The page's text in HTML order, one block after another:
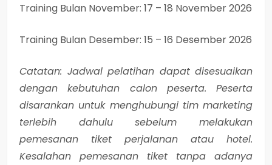
Training Bulan November: 17 – 18 November 2026
Training Bulan Desember: 15 – 16 Desember 2026
Catatan: Jadwal pelatihan dapat disesuaikan
dengan kebutuhan calon peserta. Peserta
disarankan untuk menghubungi tim marketing
terlebih dahulu sebelum melakukan
pemesanan tiket perjalanan atau hotel.
Kesalahan pemesanan tiket tanpa adanya